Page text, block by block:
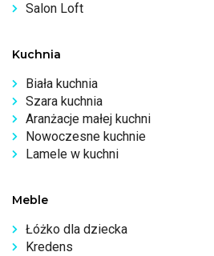
Salon Loft
Kuchnia
Biała kuchnia
Szara kuchnia
Aranżacje małej kuchni
Nowoczesne kuchnie
Lamele w kuchni
Meble
Łóżko dla dziecka
Kredens